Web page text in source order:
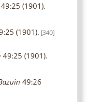
49:25 (1901).
(1901). [340]
49:25 (1901).
49:26